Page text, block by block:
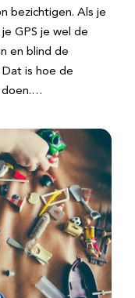
bezichtigen. Als je
GPS je wel de
en blind de
is hoe de
doen.…